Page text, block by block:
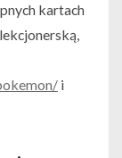
kartach
i